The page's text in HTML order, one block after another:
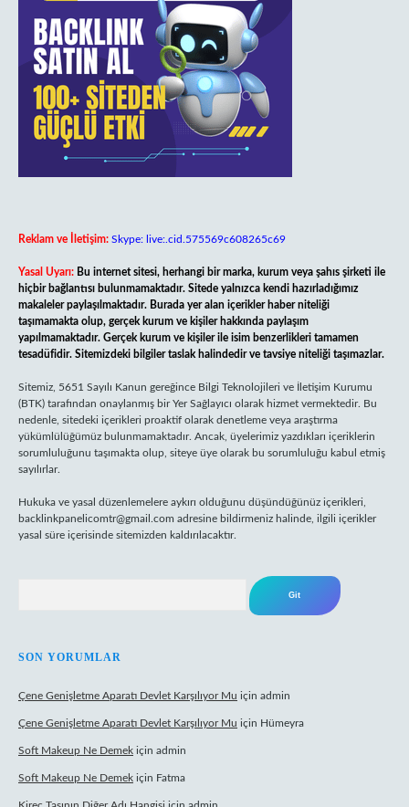
Reklam ve İletişim: Skype: live:.cid.575569c608265c69
Yasal Uyarı: Bu internet sitesi, herhangi bir marka, kurum veya şahıs şirketi ile
hiçbir bağlantısı bulunmamaktadır. Sitede yalnızca kendi hazırladığımız
makaleler paylaşılmaktadır. Burada yer alan içerikler haber niteliği
taşımamakta olup, gerçek kurum ve kişiler hakkında paylaşım
yapılmamaktadır. Gerçek kurum ve kişiler ile isim benzerlikleri tamamen
tesadüfidir. Sitemizdeki bilgiler taslak halindedir ve tavsiye niteliği taşımazlar.
Sitemiz, 5651 Sayılı Kanun gereğince Bilgi Teknolojileri ve İletişim Kurumu
(BTK) tarafından onaylanmış bir Yer Sağlayıcı olarak hizmet vermektedir. Bu
nedenle, sitedeki içerikleri proaktif olarak denetleme veya araştırma
yükümlülüğümüz bulunmamaktadır. Ancak, üyelerimiz yazdıkları içeriklerin
sorumluluğunu taşımakta olup, siteye üye olarak bu sorumluluğu kabul etmiş
sayılırlar.
Hukuka ve yasal düzenlemelere aykırı olduğunu düşündüğünüz içerikleri,
backlinkpanelicomtr@gmail.com adresine bildirmeniz halinde, ilgili içerikler
yasal süre içerisinde sitemizden kaldırılacaktır.
SON YORUMLAR
Çene Genişletme Aparatı Devlet Karşılıyor Mu için admin
Çene Genişletme Aparatı Devlet Karşılıyor Mu için Hümeyra
Soft Makeup Ne Demek için admin
Soft Makeup Ne Demek için Fatma